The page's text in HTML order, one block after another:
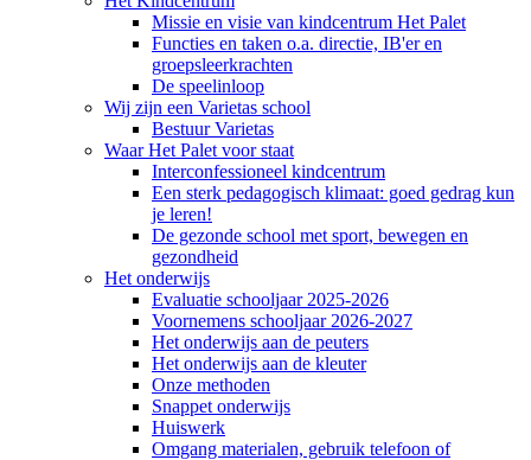
Missie en visie van kindcentrum Het Palet
Functies en taken o.a. directie, IB'er en
groepsleerkrachten
De speelinloop
Wij zijn een Varietas school
Bestuur Varietas
Waar Het Palet voor staat
Interconfessioneel kindcentrum
Een sterk pedagogisch klimaat: goed gedrag kun
je leren!
De gezonde school met sport, bewegen en
gezondheid
Het onderwijs
Evaluatie schooljaar 2025-2026
Voornemens schooljaar 2026-2027
Het onderwijs aan de peuters
Het onderwijs aan de kleuter
Onze methoden
Snappet onderwijs
Huiswerk
Omgang materialen, gebruik telefoon of